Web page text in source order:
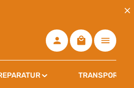
Warenkorb
TRANSPORT,